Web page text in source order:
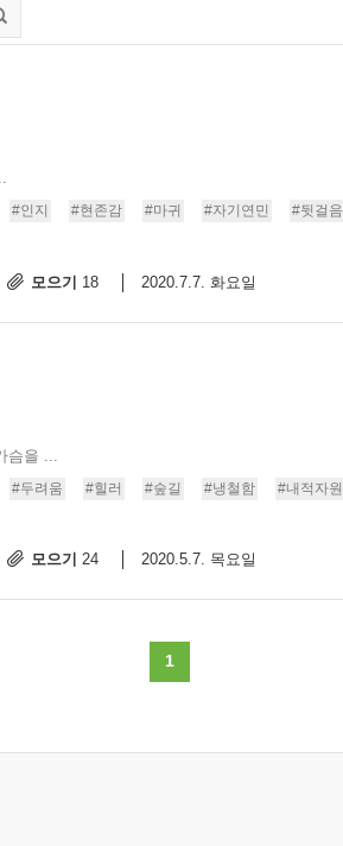
#인지 #현존감 #마귀 #자기연민
#뒷걸음
모으기 18 2020.7.7. 화요일
을 ...
#두려움 #힐러 #숲길 #냉철함
#내적자원
모으기 24 2020.5.7. 목요일
1